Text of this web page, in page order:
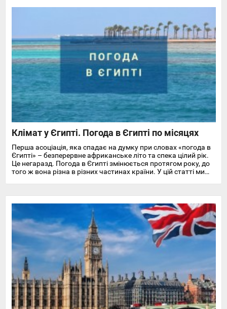
Клімат у Єгипті. Погода в Єгипті по місяцях
Перша асоціація, яка спадає на думку при словах «погода в
Єгипті» – безперервне африканське літо та спека цілий рік.
Це негаразд. Погода в Єгипті змінюється протягом року, до
того ж вона різна в різних частинах країни. У цій статті ми
Червоного моря.